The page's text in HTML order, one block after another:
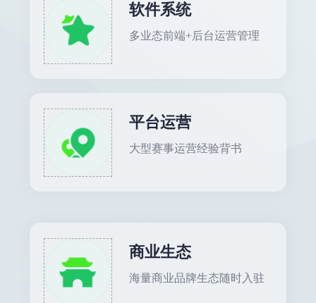
软件系统
多业态前端+后台运营管理
平台运营
大型赛事运营经验背书
商业生态
海量商业品牌生态随时入驻